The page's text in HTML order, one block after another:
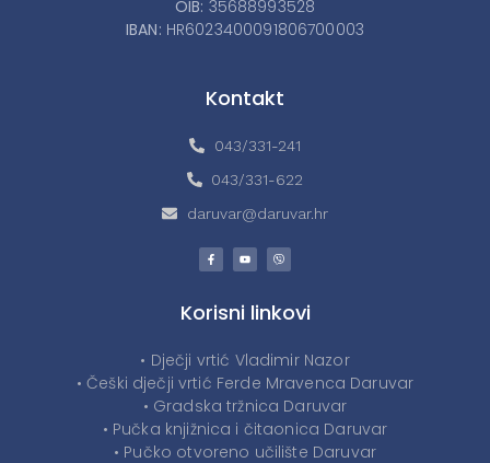
OIB: 35688993528
IBAN: HR6023400091806700003
Kontakt
043/331-241
043/331-622
daruvar@daruvar.hr
Korisni linkovi
• Dječji vrtić Vladimir Nazor
• Češki dječji vrtić Ferde Mravenca Daruvar
• Gradska tržnica Daruvar
• Pučka knjižnica i čitaonica Daruvar
• Pučko otvoreno učilište Daruvar